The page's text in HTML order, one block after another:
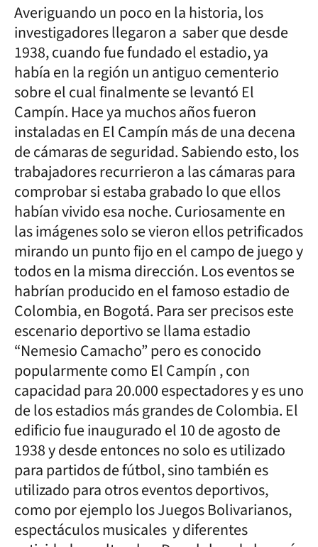
Averiguando un poco en la historia, los
investigadores llegaron a saber que desde
1938, cuando fue fundado el estadio, ya
había en la región un antiguo cementerio
sobre el cual finalmente se levantó El
Campín. Hace ya muchos años fueron
instaladas en El Campín más de una decena
de cámaras de seguridad. Sabiendo esto, los
trabajadores recurrieron a las cámaras para
comprobar si estaba grabado lo que ellos
habían vivido esa noche. Curiosamente en
las imágenes solo se vieron ellos petrificados
mirando un punto fijo en el campo de juego y
todos en la misma dirección. Los eventos se
habrían producido en el famoso estadio de
Colombia, en Bogotá. Para ser precisos este
escenario deportivo se llama estadio
“Nemesio Camacho” pero es conocido
popularmente como El Campín , con
capacidad para 20.000 espectadores y es uno
de los estadios más grandes de Colombia. El
edificio fue inaugurado el 10 de agosto de
1938 y desde entonces no solo es utilizado
para partidos de fútbol, sino también es
utilizado para otros eventos deportivos,
como por ejemplo los Juegos Bolivarianos,
espectáculos musicales y diferentes